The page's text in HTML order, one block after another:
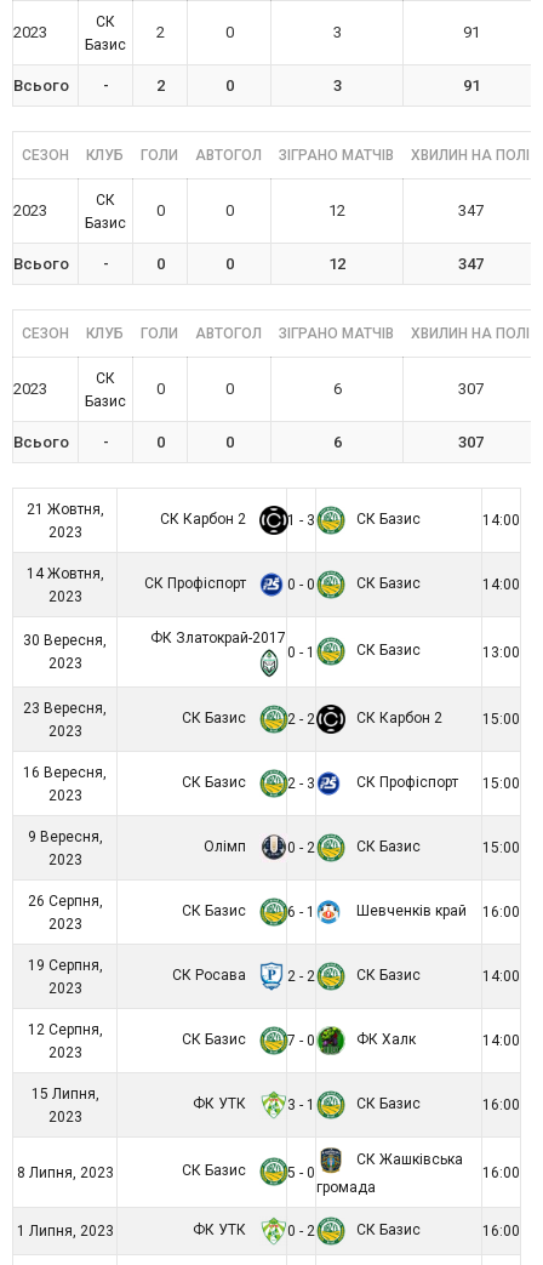
2023
СК
Базис
2 0 3 91
Всього - 2 0 3 91
СЕЗОН КЛУБ ГОЛИ АВТОГОЛ ЗІГРАНО МАТЧІВ ХВИЛИН НА ПОЛІ
2023
СК
Базис
0 0 12 347
Всього - 0 0 12 347
СЕЗОН КЛУБ ГОЛИ АВТОГОЛ ЗІГРАНО МАТЧІВ ХВИЛИН НА ПОЛІ
2023
СК
Базис
0 0 6 307
Всього - 0 0 6 307
21 Жовтня,
2023
СК Карбон 2 1 - 3 СК Базис 14:00
14 Жовтня,
2023
СК Профіспорт 0 - 0 СК Базис 14:00
30 Вересня,
2023
ФК Златокрай-2017
0 - 1
СК Базис 13:00
23 Вересня,
2023
СК Базис 2 - 2 СК Карбон 2 15:00
16 Вересня,
2023
СК Базис 2 - 3 СК Профіспорт 15:00
9 Вересня,
2023
Олімп 0 - 2 СК Базис 15:00
26 Серпня,
2023
СК Базис 6 - 1 Шевченків край 16:00
19 Серпня,
2023
СК Росава 2 - 2 СК Базис 14:00
12 Серпня,
2023
СК Базис 7 - 0 ФК Халк 14:00
15 Липня,
2023
ФК УТК 3 - 1 СК Базис 16:00
8 Липня, 2023 СК Базис 5 - 0
СК Жашківська
громада
16:00
1 Липня, 2023 ФК УТК 0 - 2 СК Базис 16:00